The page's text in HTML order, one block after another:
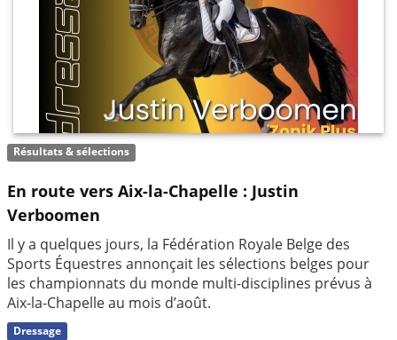
Résultats & sélections
En route vers Aix-la-Chapelle : Justin
Verboomen
Il y a quelques jours, la Fédération Royale Belge des
Sports Équestres annonçait les sélections belges pour
les championnats du monde multi-disciplines prévus à
Aix-la-Chapelle au mois d’août.
Dressage